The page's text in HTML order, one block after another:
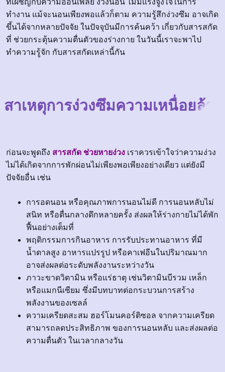
ทำงาน แม้จะนอนเพียงพอแล้วก็ตาม ความรู้สึกง่วงซึม อาจเกิด
ขึ้นได้จากหลายปัจจัย ในปัจจุบันมีการค้นคว้า เกี่ยวกับสารสกัด
ที่ ช่วยกระตุ้นความตื่นตัวของร่างกาย ในวันนี้เราจะพาไป
ทำความรู้จัก กับสารสกัดเหล่านี้กัน
สาเหตุการง่วงซึมความเหนื่อยล้า
ก่อนจะพูดถึง สารสกัด ช่วยหายง่วง เราควรเข้าใจว่าความง่วง
ไม่ได้เกิดจากการพักผ่อนไม่เพียงพอเพียงอย่างเดียว แต่ยังมี
ปัจจัยอื่น เช่น
การอดนอน หรือคุณภาพการนอนไม่ดี การนอนหลับไม่
สนิท หรือตื่นกลางดึกหลายครั้ง ส่งผลให้ร่างกายไม่ได้พัก
ฟื้นอย่างเต็มที่
พฤติกรรมการกินอาหาร การรับประทานอาหาร ที่มี
น้ำตาลสูง อาหารแปรรูป หรือคาเฟอีนในปริมาณมาก
อาจส่งผลต่อระดับพลังงานระหว่างวัน
ภาวะขาดวิตามิน หรือแร่ธาตุ เช่นวิตามินบีรวม เหล็ก
หรือแมกนีเซียม ซึ่งมีบทบาทต่อกระบวนการสร้าง
พลังงานของเซลล์
ความเครียดสะสม ฮอร์โมนคอร์ติซอล จากความเครียด
สามารถลดประสิทธิภาพ ของการนอนหลับ และส่งผลต่อ
ความตื่นตัว ในเวลากลางวัน